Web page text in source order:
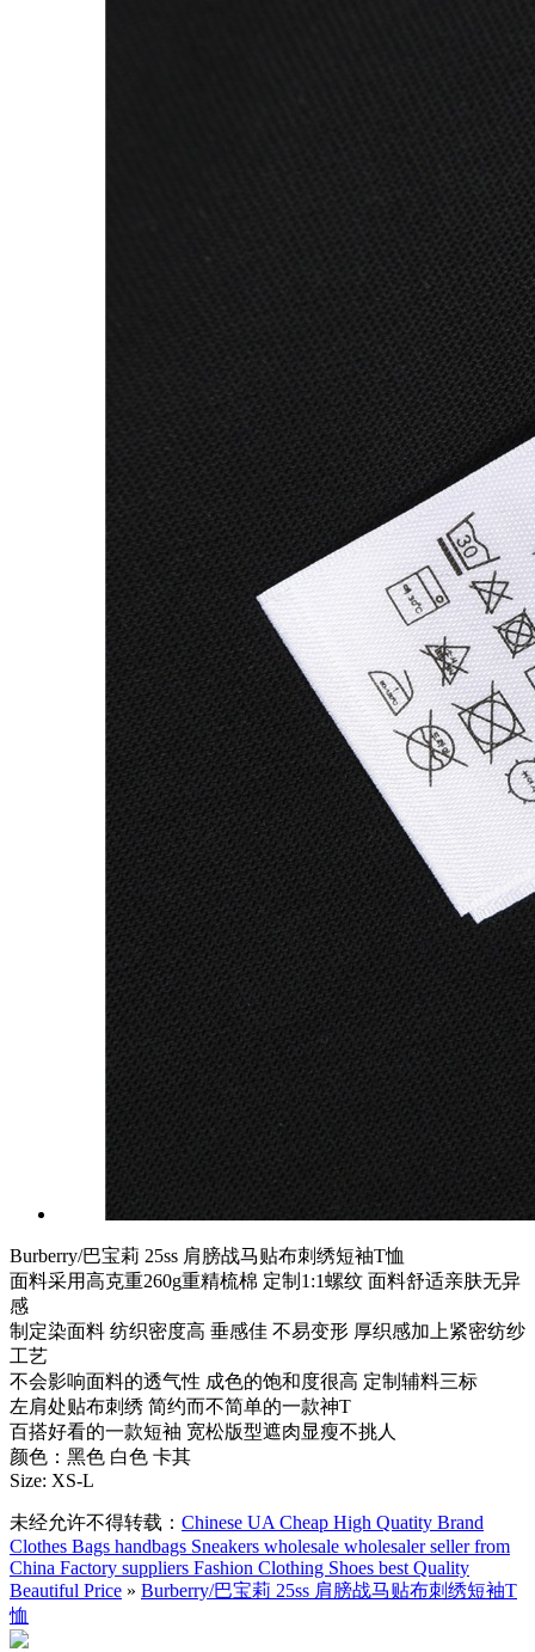
Burberry/巴宝莉 25ss 肩膀战马贴布刺绣短袖T恤
面料采用高克重260g重精梳棉 定制1:1螺纹 面料舒适亲肤无异
感
制定染面料 纺织密度高 垂感佳 不易变形 厚织感加上紧密纺纱
工艺
不会影响面料的透气性 成色的饱和度很高 定制辅料三标
左肩处贴布刺绣 简约而不简单的一款神T
百搭好看的一款短袖 宽松版型遮肉显瘦不挑人
颜色：黑色 白色 卡其
Size: XS-L
未经允许不得转载： Chinese UA Cheap High Quatity Brand
Clothes Bags handbags Sneakers wholesale wholesaler seller from
China Factory suppliers Fashion Clothing Shoes best Quality
Beautiful Price » Burberry/巴宝莉 25ss 肩膀战马贴布刺绣短袖T
恤